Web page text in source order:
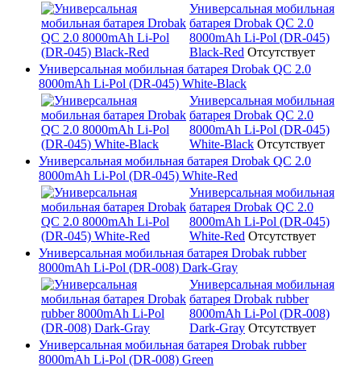
Универсальная мобильная
батарея Drobak QC 2.0
8000mAh Li-Pol (DR-045)
Black-Red Отсутствует
Универсальная мобильная батарея Drobak QC 2.0
8000mAh Li-Pol (DR-045) White-Black
Универсальная мобильная
батарея Drobak QC 2.0
8000mAh Li-Pol (DR-045)
White-Black Отсутствует
Универсальная мобильная батарея Drobak QC 2.0
8000mAh Li-Pol (DR-045) White-Red
Универсальная мобильная
батарея Drobak QC 2.0
8000mAh Li-Pol (DR-045)
White-Red Отсутствует
Универсальная мобильная батарея Drobak rubber
8000mAh Li-Pol (DR-008) Dark-Gray
Универсальная мобильная
батарея Drobak rubber
8000mAh Li-Pol (DR-008)
Dark-Gray Отсутствует
Универсальная мобильная батарея Drobak rubber
8000mAh Li-Pol (DR-008) Green